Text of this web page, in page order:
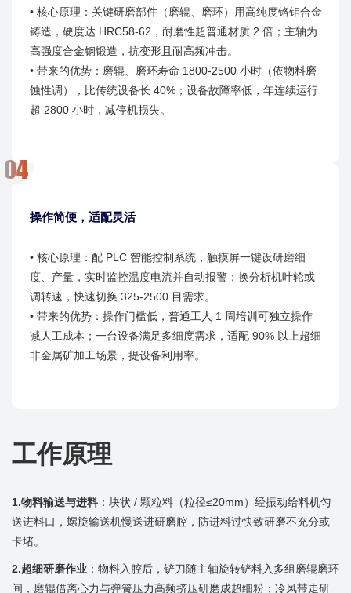
• 核心原理：关键研磨部件（磨辊、磨环）用高纯度铬钼合金
铸造，硬度达 HRC58-62，耐磨性超普通材质 2 倍；主轴为
高强度合金钢锻造，抗变形且耐高频冲击。
• 带来的优势：磨辊、磨环寿命 1800-2500 小时（依物料磨
蚀性调），比传统设备长 40%；设备故障率低，年连续运行
超 2800 小时，减停机损失。
操作简便，适配灵活
• 核心原理：配 PLC 智能控制系统，触摸屏一键设研磨细
度、产量，实时监控温度电流并自动报警；换分析机叶轮或
调转速，快速切换 325-2500 目需求。
• 带来的优势：操作门槛低，普通工人 1 周培训可独立操作
减人工成本；一台设备满足多细度需求，适配 90% 以上超细
非金属矿加工场景，提设备利用率。
工作原理
1.物料输送与进料 ：块状 / 颗粒料（粒径≤20mm）经振动给料机匀
送进料口，螺旋输送机慢送进研磨腔，防进料过快致研磨不充分或
卡堵。
2.超细研磨作业 ：物料入腔后，铲刀随主轴旋转铲料入多组磨辊磨环
间，磨辊借离心力与弹簧压力高频挤压研磨成超细粉；冷风带走研